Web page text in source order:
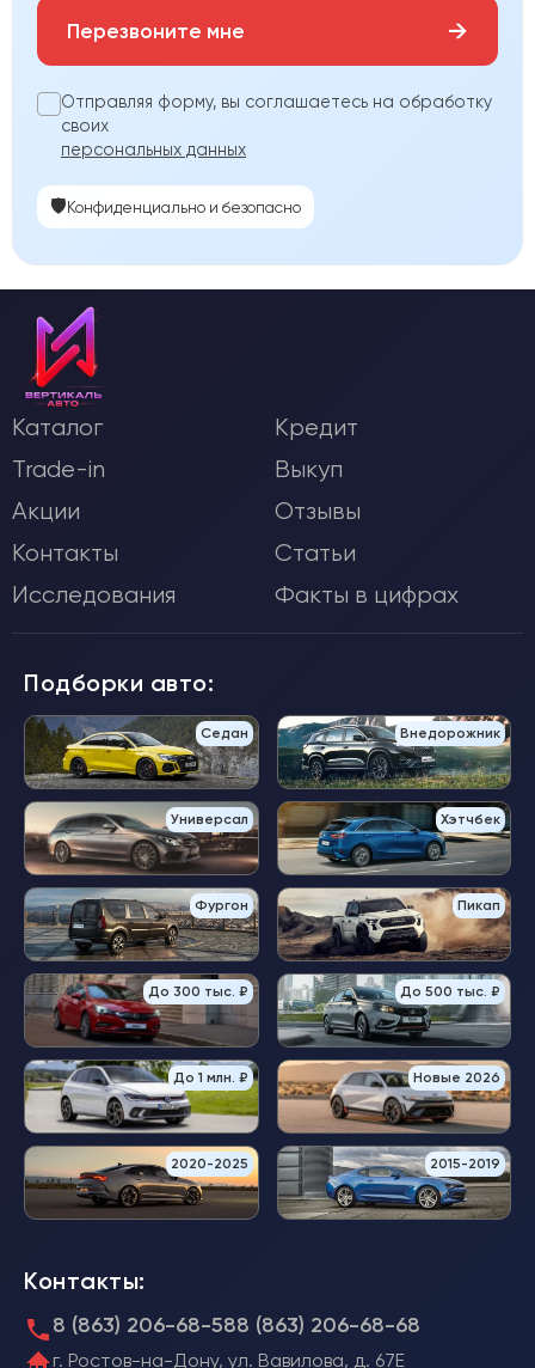
Перезвоните мне →
Отправляя форму, вы соглашаетесь на обработку
своих
персональных данных
🛡️Конфиденциально и безопасно
Каталог
Кредит
Trade-in
Выкуп
Акции
Отзывы
Контакты
Статьи
Исследования
Факты в цифрах
Подборки авто:
Седан Внедорожник
Универсал Хэтчбек
Фургон Пикап
До 300 тыс. ₽ До 500 тыс. ₽
До 1 млн. ₽ Новые 2026
2020-2025 2015-2019
Контакты:
8 (863) 206-68-588 (863) 206-68-68
г. Ростов-на-Дону, ул. Вавилова, д. 67Е